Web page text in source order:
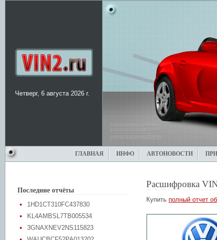
Четверг, 6 августа 2026 г.
ГЛАВНАЯ ИНФО АВТОНОВОСТИ
Последние отчёты
1HD1CT310FC437830
KL4AMBSL7TB005534
3GNAXNEV2NS115823
Расшифровка
Купить полный отчет